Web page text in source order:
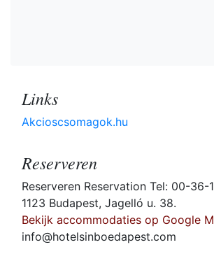
Links
Akcioscsomagok.hu
Reserveren
Reserveren Reservation Tel: 00-36-
1123 Budapest, Jagelló u. 38.
Bekijk accommodaties op Google
info@hotelsinboedapest.com